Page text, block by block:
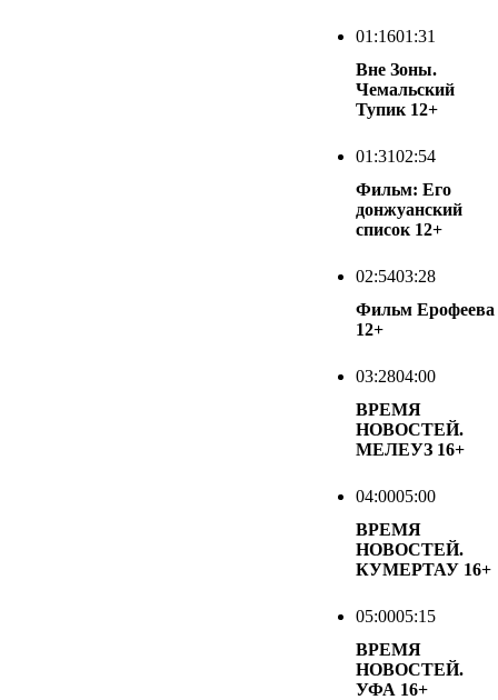
01:1601:31
Вне Зоны.
Чемальский
Тупик 12+
01:3102:54
Фильм: Его
донжуанский
список 12+
02:5403:28
Фильм Ерофеева
12+
03:2804:00
ВРЕМЯ
НОВОСТЕЙ.
МЕЛЕУЗ 16+
04:0005:00
ВРЕМЯ
НОВОСТЕЙ.
КУМЕРТАУ 16+
05:0005:15
ВРЕМЯ
НОВОСТЕЙ.
УФА 16+